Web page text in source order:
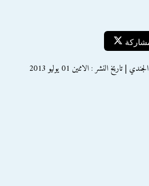
النشر : الاثنين 01 يوليو 2013